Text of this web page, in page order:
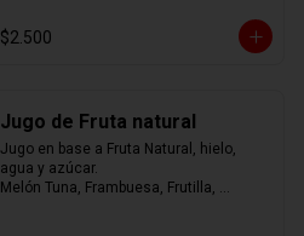
$2.500
Jugo de Fruta natural
Jugo en base a Fruta Natural, hielo,
agua y azúcar.
Melón Tuna, Frambuesa, Frutilla,